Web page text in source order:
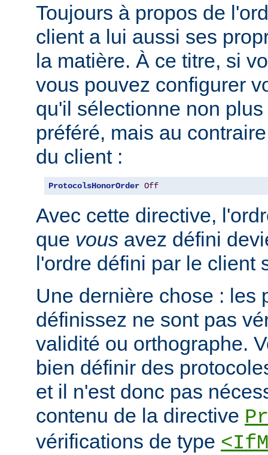
Toujours à propos de
client a lui aussi ses
la matière. À ce titre, si
vous pouvez configurer
qu'il sélectionne non
préféré, mais au
du client :
ProtocolsHonorOrder Off
Avec cette directive,
que vous avez défini
l'ordre défini par le client
Une dernière chose : les
définissez ne sont pas
validité ou orthographe.
bien définir des
et il n'est donc pas
contenu de la directive
vérifications de type